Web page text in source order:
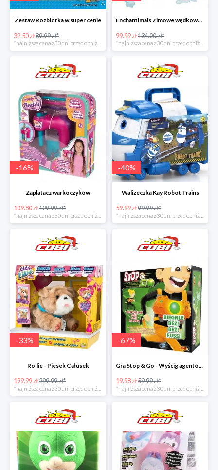
Zestaw Rozbiórka w super cenie
32.50 zł89.99 zł*
Enchantimals Zimowe wędkowanie w super cenie
99.99 zł134.00 zł*
-16%
Zaplatacz warkoczyków
109.80 zł129.99 zł*
*najniższa cena z 30 dni przed obniżką
-40%
Walizeczka Kay Robot Trains
59.99 zł99.99 zł*
*najniższa cena z 30 dni przed obniżką
-33%
Rollie - Piesek Całusek
199.99 zł299.99 zł*
-67%
Gra Stop & Go - Wyścig agentów w super cenie
19.98 zł59.99 zł*